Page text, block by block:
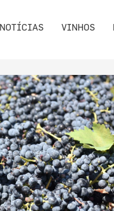
NOTÍCIAS VINHOS